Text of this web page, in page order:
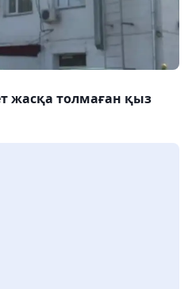
жасқа толмаған қыз